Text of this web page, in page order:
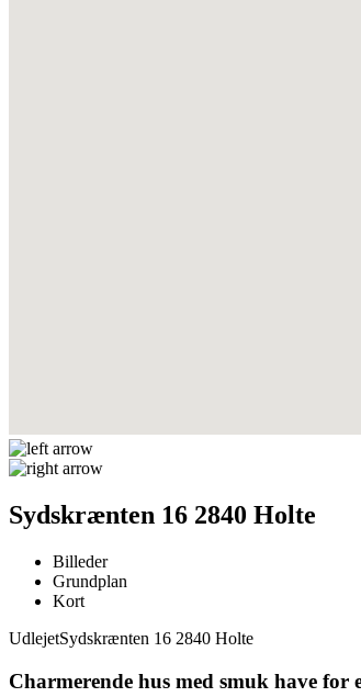
Sydskrænten 16 2840 Holte
Billeder
Grundplan
Kort
UdlejetSydskrænten 16 2840 Holte
Charmerende hus med smuk have for